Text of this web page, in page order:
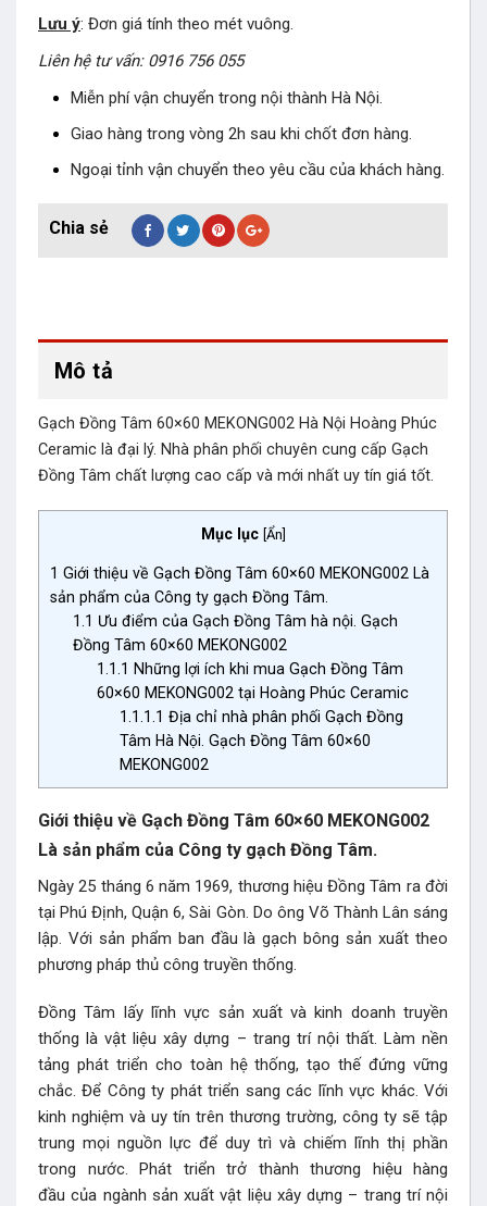
Lưu ý: Đơn giá tính theo mét vuông.
Liên hệ tư vấn: 0916 756 055
Miễn phí vận chuyển trong nội thành Hà Nội.
Giao hàng trong vòng 2h sau khi chốt đơn hàng.
Ngoại tỉnh vận chuyển theo yêu cầu của khách hàng.
Mô tả
Gạch Đồng Tâm 60×60 MEKONG002 Hà Nội Hoàng Phúc
Ceramic là đại lý. Nhà phân phối chuyên cung cấp Gạch
Đồng Tâm chất lượng cao cấp và mới nhất uy tín giá tốt.
Mục lục [Ẩn]
1 Giới thiệu về Gạch Đồng Tâm 60×60 MEKONG002 Là
sản phẩm của Công ty gạch Đồng Tâm.
1.1 Ưu điểm của Gạch Đồng Tâm hà nội. Gạch
Đồng Tâm 60×60 MEKONG002
1.1.1 Những lợi ích khi mua Gạch Đồng Tâm
60×60 MEKONG002 tại Hoàng Phúc Ceramic
1.1.1.1 Địa chỉ nhà phân phối Gạch Đồng
Tâm Hà Nội. Gạch Đồng Tâm 60×60
MEKONG002
Giới thiệu về Gạch Đồng Tâm 60×60 MEKONG002
Là sản phẩm của Công ty gạch Đồng Tâm.
Ngày 25 tháng 6 năm 1969, thương hiệu Đồng Tâm ra đời
tại Phú Định, Quận 6, Sài Gòn. Do ông Võ Thành Lân sáng
lập. Với sản phẩm ban đầu là gạch bông sản xuất theo
phương pháp thủ công truyền thống.
Đồng Tâm lấy lĩnh vực sản xuất và kinh doanh truyền
thống là vật liệu xây dựng – trang trí nội thất. Làm nền
tảng phát triển cho toàn hệ thống, tạo thế đứng vững
chắc. Để Công ty phát triển sang các lĩnh vực khác. Với
kinh nghiệm và uy tín trên thương trường, công ty sẽ tập
trung mọi nguồn lực để duy trì và chiếm lĩnh thị phần
trong nước. Phát triển trở thành thương hiệu hàng
đầu của ngành sản xuất vật liệu xây dựng – trang trí nội